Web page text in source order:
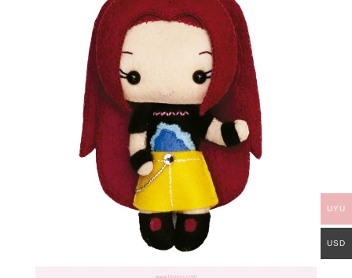
UYU
USD